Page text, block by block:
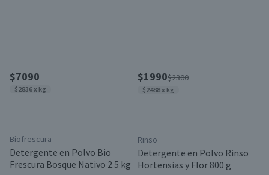
$7090
$2836 x kg
Biofrescura
Detergente en Polvo Bio
Frescura Bosque Nativo 2.5 kg
$1990$2300
$2488 x kg
Rinso
Detergente en Polvo Rinso
Hortensias y Flor 800 g